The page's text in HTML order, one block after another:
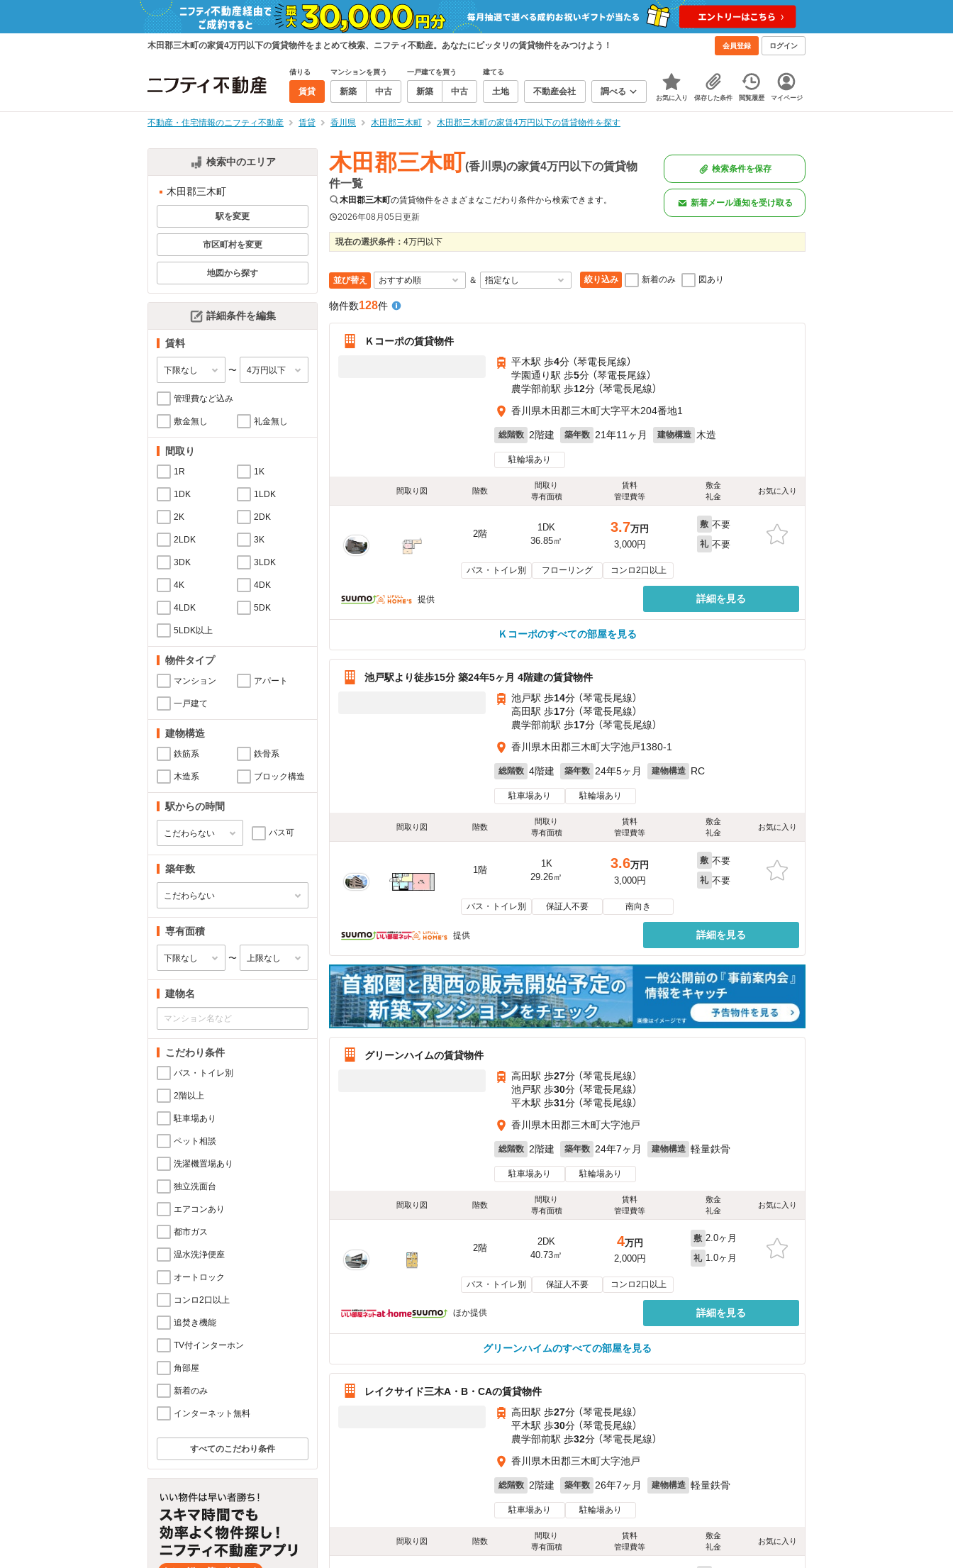
木田郡三木町の家賃4万円以下の賃貸物件をまとめて検索、ニフティ不動産。あなたにピッタリの賃貸物件をみつけよう！ 会員登録 ログイン
借りる
賃貸
マンションを買う
新築 中古
一戸建てを買う
新築 中古
建てる
土地 不動産会社 調べる
お気に入り 保存した条件 閲覧履歴 マイページ
不動産・住宅情報のニフティ不動産 賃貸 香川県 木田郡三木町 木田郡三木町の家賃4万円以下の賃貸物件を探す
検索中のエリア
木田郡三木町
駅を変更
市区町村を変更
地図から探す
詳細条件を編集
賃料
〜
管理費など込み
敷金無し 礼金無し
間取り
1R 1K
1DK 1LDK
2K 2DK
2LDK 3K
3DK 3LDK
4K 4DK
4LDK 5DK
5LDK以上
物件タイプ
マンション アパート
一戸建て
建物構造
鉄筋系 鉄骨系
木造系 ブロック構造
駅からの時間
バス可
築年数
専有面積
〜
建物名
こだわり条件
バス・トイレ別
2階以上
駐車場あり
ペット相談
洗濯機置場あり
独立洗面台
エアコンあり
都市ガス
温水洗浄便座
オートロック
コンロ2口以上
追焚き機能
TV付インターホン
角部屋
新着のみ
インターネット無料
すべてのこだわり条件
木田郡三木町(香川県)の家賃4万円以下の賃貸物
件一覧
木田郡三木町の賃貸物件をさまざまなこだわり条件から検索できます。
2026年08月05日更新
検索条件を保存
新着メール通知を受け取る
現在の選択条件： 4万円以下
並び替え ＆ 絞り込み 新着のみ 図あり
物件数128件
Ｋコーポの賃貸物件
平木駅 歩4分 （琴電長尾線）
学園通り駅 歩5分 （琴電長尾線）
農学部前駅 歩12分 （琴電長尾線）
香川県木田郡三木町大字平木204番地1
総階数 2階建 築年数 21年11ヶ月 建物構造 木造
駐輪場あり
間取り図 階数
間取り
専有面積
賃料
管理費等
敷金
礼金
お気に入り
2階
1DK
36.85㎡
3.7万円
3,000円
敷 不要
礼 不要
バス・トイレ別 フローリング コンロ2口以上
提供 詳細を見る
Ｋコーポのすべての部屋を見る
池戸駅より徒歩15分 築24年5ヶ月 4階建の賃貸物件
池戸駅 歩14分 （琴電長尾線）
高田駅 歩17分 （琴電長尾線）
農学部前駅 歩17分 （琴電長尾線）
香川県木田郡三木町大字池戸1380-1
総階数 4階建 築年数 24年5ヶ月 建物構造 RC
駐車場あり 駐輪場あり
間取り図 階数
間取り
専有面積
賃料
管理費等
敷金
礼金
お気に入り
1階
1K
29.26㎡
3.6万円
3,000円
敷 不要
礼 不要
バス・トイレ別 保証人不要 南向き
提供 詳細を見る
グリーンハイムの賃貸物件
高田駅 歩27分 （琴電長尾線）
池戸駅 歩30分 （琴電長尾線）
平木駅 歩31分 （琴電長尾線）
香川県木田郡三木町大字池戸
総階数 2階建 築年数 24年7ヶ月 建物構造 軽量鉄骨
駐車場あり 駐輪場あり
間取り図 階数
間取り
専有面積
賃料
管理費等
敷金
礼金
お気に入り
2階
2DK
40.73㎡
4万円
2,000円
敷 2.0ヶ月
礼 1.0ヶ月
バス・トイレ別 保証人不要 コンロ2口以上
ほか提供 詳細を見る
グリーンハイムのすべての部屋を見る
レイクサイド三木A・B・CAの賃貸物件
高田駅 歩27分 （琴電長尾線）
平木駅 歩30分 （琴電長尾線）
農学部前駅 歩32分 （琴電長尾線）
香川県木田郡三木町大字池戸
総階数 2階建 築年数 26年7ヶ月 建物構造 軽量鉄骨
駐車場あり 駐輪場あり
間取り図 階数
間取り
専有面積
賃料
管理費等
敷金
礼金
お気に入り